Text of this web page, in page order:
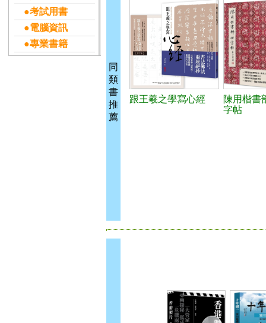
●考試用書
●電腦資訊
●專業書籍
同
類
書
推
薦
跟王羲之學寫心經
陳用楷書
字帖